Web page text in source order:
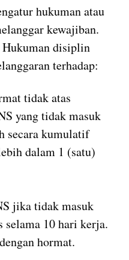
hukuman atau
kewajiban.
disiplin
terhadap:
tidak atas
yang tidak masuk
secara kumulatif
dalam 1 (satu)
jika tidak masuk
selama 10 hari kerja.
hormat.